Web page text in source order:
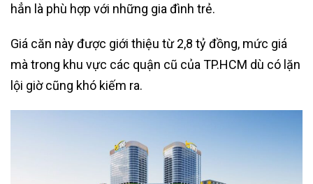
hẳn là phù hợp với những gia đình trẻ.
Giá căn này được giới thiệu từ 2,8 tỷ đồng, mức giá
mà trong khu vực các quận cũ của TP.HCM dù có lặn
lội giờ cũng khó kiếm ra.